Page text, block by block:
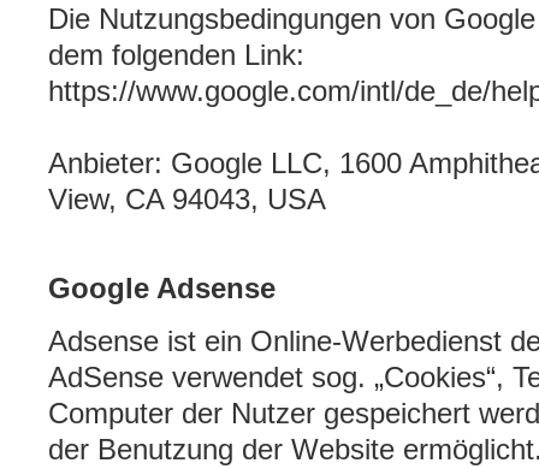
Die Nutzungsbedingungen von
dem folgenden Link:
https://www.google.com/intl/de_de/
Anbieter: Google LLC, 1600
View, CA 94043, USA
Google Adsense
Adsense ist ein Online-Werbedienst
AdSense verwendet sog. „Cookies“,
Computer der Nutzer gespeichert
der Benutzung der Website